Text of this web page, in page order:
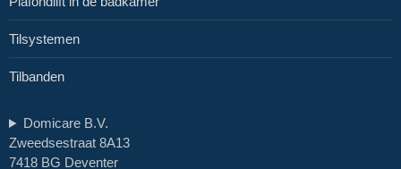
Tilsystemen
Tilbanden
Domicare B.V.
Zweedsestraat 8A13
7418 BG Deventer